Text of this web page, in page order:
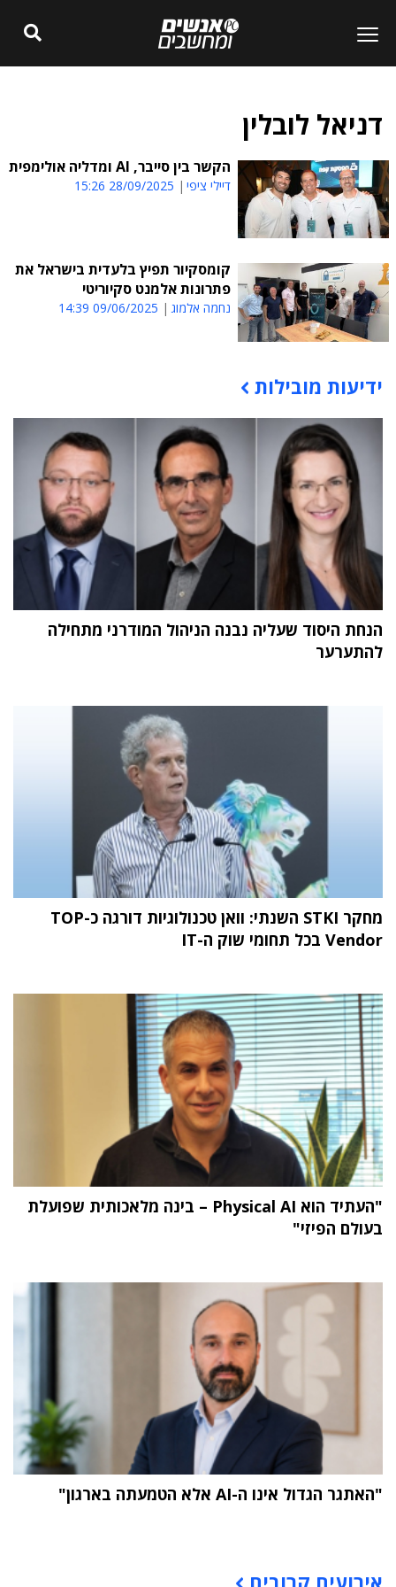
דניאל לובלין
הקשר בין סייבר, AI ומדליה אולימפית
דיילי ציפי 28/09/2025 15:26
קומסקיור תפיץ בלעדית בישראל את
פתרונות אלמנט סקיוריטי
נחמה אלמוג 09/06/2025 14:39
תוכן פרסומי
ידיעות מובילות
הנחת היסוד שעליה נבנה הניהול המודרני מתחילה
להתערער
מחקר STKI השנתי: וואן טכנולוגיות דורגה כ-TOP
Vendor בכל תחומי שוק ה-IT
"העתיד הוא Physical AI – בינה מלאכותית שפועלת
בעולם הפיזי"
"האתגר הגדול אינו ה-AI אלא הטמעתה בארגון"
אירועים קרובים